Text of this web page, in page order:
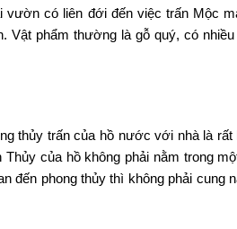
vườn có liên đới đến việc trấn Mộc
phẩm thường là gỗ quý, có
thủy trấn của hồ nước với nhà là
của hồ không phải nằm trong
đến phong thủy thì không phải cung